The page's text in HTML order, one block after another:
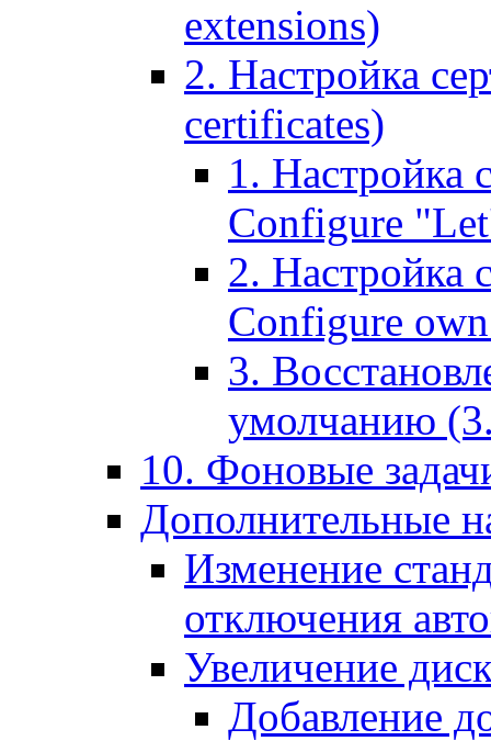
extensions)
2. Настройка
certificates)
1. Настройка
Configure
2. Настройка
Configure
3.
умолчанию
10. Фоновые
Дополнительные
Изменение
отключения
Увеличение
Добавление